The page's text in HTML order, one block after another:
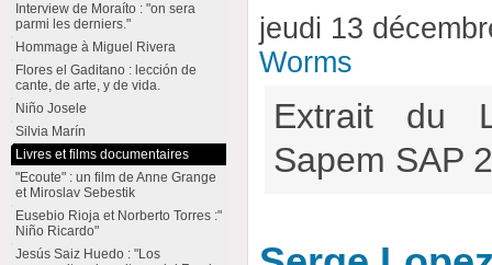
jeudi 13
Worms
Extrait du
Sapem SAP
Interview de Moraíto : "on sera
parmi les derniers."
Hommage à Miguel Rivera
Flores el Gaditano : lección de
cante, de arte, y de vida.
Niño Josele
Silvia Marín
Livres et films documentaires
"Ecoute" : un film de Anne Grange
et Miroslav Sebestik
Eusebio Rioja et Norberto Torres :"
Niño Ricardo"
Jesús Saiz Huedo : "Los